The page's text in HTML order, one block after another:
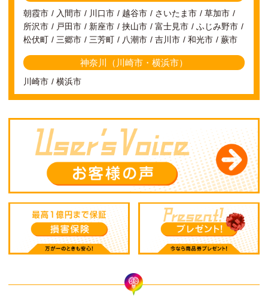
朝霞市 入間市 川口市 越谷市 さいたま市
草加市
所沢市
戸田市 新座市 挟山市 富士見市
ふじみ野市
松伏町
三郷市 三芳町 八潮市 吉川市 和光市 蕨市
神奈川（川崎市・横浜市）
川崎市 横浜市